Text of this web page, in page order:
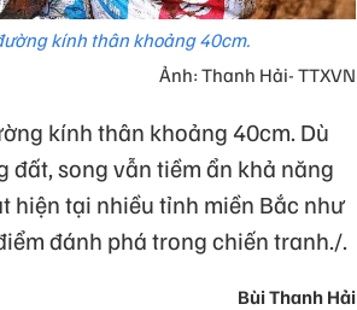
kính thân khoảng 40cm.
Ảnh: Thanh Hải- TTXVN
kính thân khoảng 40cm. Dù
song vẫn tiềm ẩn khả năng
hiện tại nhiều tỉnh miền Bắc như
đánh phá trong chiến tranh./.
Bùi Thanh Hải